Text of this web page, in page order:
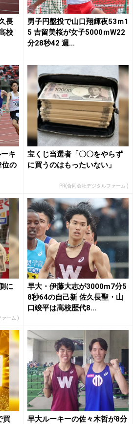
長
校
男子円盤投で山口翔輝夜53ｍ1
5 吉留美桜が女子5000ｍW22
分28秒42 週...
キ
位の
宝くじ当選者「〇〇をやらず
に買うのはもったいない」
PR(合同会社デジタルファーム )
に
ァーム )
早大・伊藤大志が3000m7分5
8秒64の自己新 佐久長聖・山
口竣平は高校歴代8...
買
早大ルーキーの佐々木哲が8分